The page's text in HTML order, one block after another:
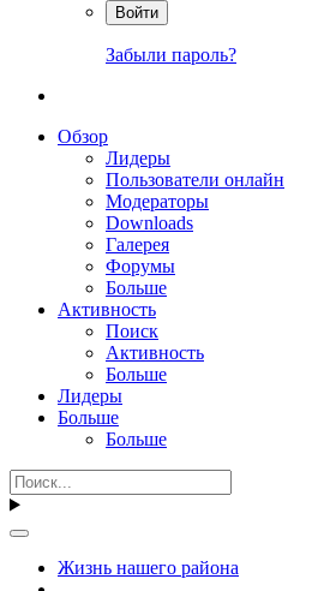
Войти
Забыли пароль?
Обзор
Лидеры
Пользователи онлайн
Модераторы
Downloads
Галерея
Форумы
Больше
Активность
Поиск
Активность
Больше
Лидеры
Больше
Больше
Жизнь нашего района